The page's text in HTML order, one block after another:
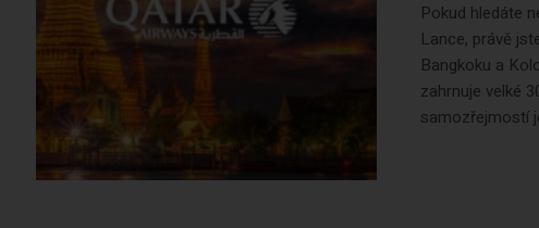
Pokud hledáte
Lance, právě
Bangkoku a
zahrnuje velké
samozřejmostí